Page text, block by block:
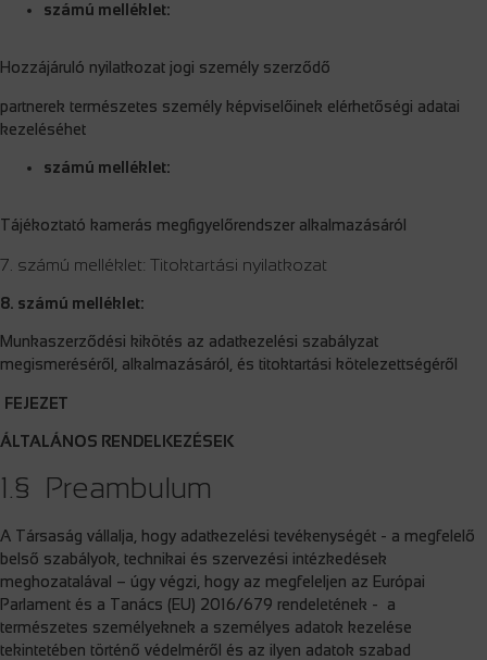
számú melléklet:
Hozzájáruló nyilatkozat jogi személy szerződő
partnerek természetes személy képviselőinek elérhetőségi adatai
kezeléséhet
számú melléklet:
Tájékoztató kamerás megfigyelőrendszer alkalmazásáról
7. számú melléklet: Titoktartási nyilatkozat
8. számú melléklet:
Munkaszerződési kikötés az adatkezelési szabályzat
megismeréséről, alkalmazásáról, és titoktartási kötelezettségéről
FEJEZET
ÁLTALÁNOS RENDELKEZÉSEK
1.§ Preambulum
A Társaság vállalja, hogy adatkezelési tevékenységét - a megfelelő
belső szabályok, technikai és szervezési intézkedések
meghozatalával – úgy végzi, hogy az megfeleljen az Európai
Parlament és a Tanács (EU) 2016/679 rendeletének - a
természetes személyeknek a személyes adatok kezelése
tekintetében történő védelméről és az ilyen adatok szabad